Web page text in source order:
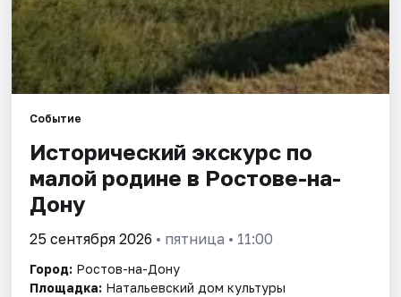
Событие
Исторический экскурс по
малой родине в Ростове-на-
Дону
25 сентября 2026 • пятница • 11:00
Город: Ростов-на-Дону
Площадка: Натальевский дом культуры